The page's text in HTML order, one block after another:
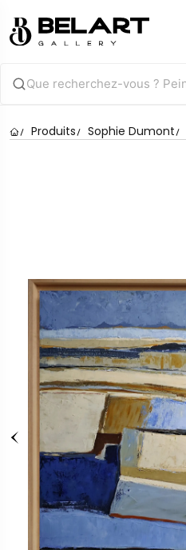
Produits Sophie Dumont